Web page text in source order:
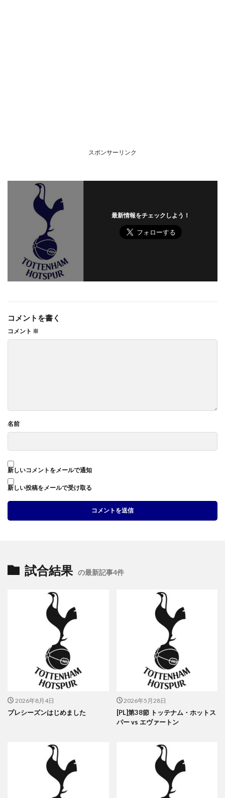
スポンサーリンク
最新情報をチェックしよう！
コメントを書く
コメント ※
名前
新しいコメントをメールで通知
新しい投稿をメールで受け取る
試合結果 の最新記事4件
2026年8月4日
プレシーズンはじめました
2026年5月28日
[PL]第38節 トッテナム・ホットス
パー vs エヴァートン